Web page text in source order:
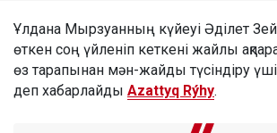
Ұлдана Мырзуанның күйеуі Әділет
өткен соң үйленіп кеткені жайлы
өз тарапынан мән-жайды түсіндіру
деп хабарлайды Azattyq Rýhy.